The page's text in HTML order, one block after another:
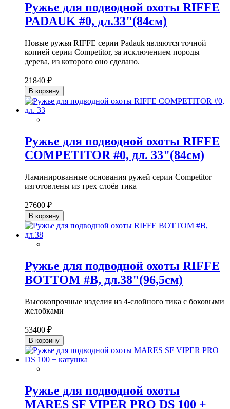
Ружье для подводной охоты RIFFE
PADAUK #0, дл.33"(84см)
Новые ружья RIFFE серии Padauk являются точной
копией серии Competitor, за исключением породы
дерева, из которого оно сделано.
21840 ₽
В корзину
Ружье для подводной охоты RIFFE
COMPETITOR #0, дл. 33"(84см)
Ламинированные основания ружей серии Competitor
изготовлены из трех слоёв тика
27600 ₽
В корзину
Ружье для подводной охоты RIFFE
BOTTOM #B, дл.38"(96,5см)
Высокопрочные изделия из 4-слойного тика с боковыми
желобками
53400 ₽
В корзину
Ружье для подводной охоты
MARES SF VIPER PRO DS 100 +